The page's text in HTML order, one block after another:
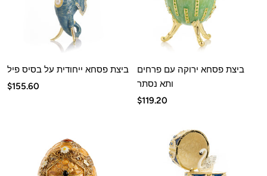
ביצת פסחא ירוקה עם פרחים
ותא נסתר
מחיר
$119.20
ביצת פסחא ייחודית על בסיס פיל
מחיר
$155.60